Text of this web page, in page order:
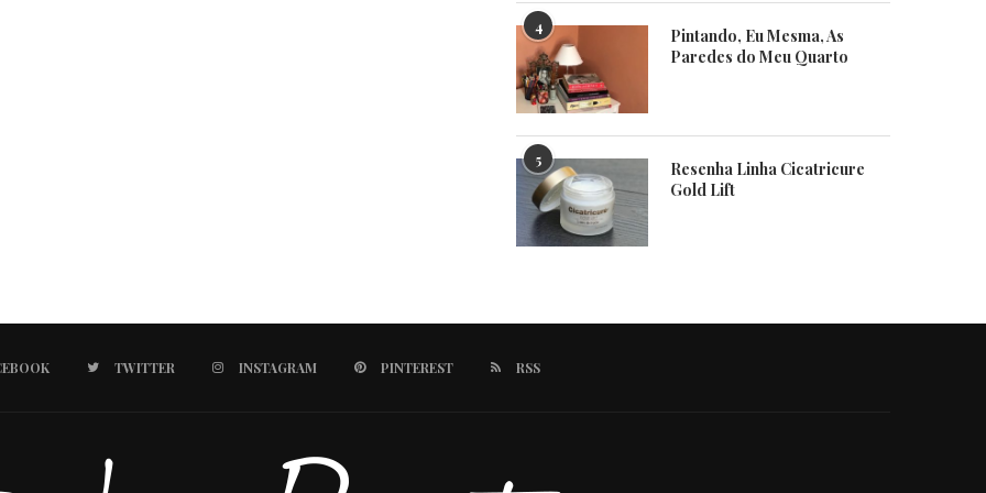
4
Pintando, Eu Mesma, As
Paredes do Meu Quarto
5
Resenha Linha Cicatricure
Gold Lift
TWITTER INSTAGRAM PINTEREST RSS